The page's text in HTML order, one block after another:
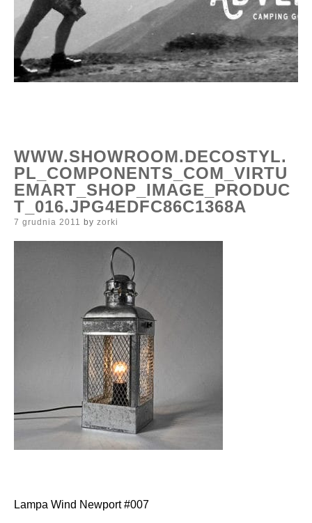
WWW.SHOWROOM.DECOSTYL.
PL_COMPONENTS_COM_VIRTU
EMART_SHOP_IMAGE_PRODUC
T_016.JPG4EDFC86C1368A
Posted
7 grudnia 2011 by zorki
Nawigacja
Lampa Wind Newport #007